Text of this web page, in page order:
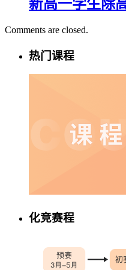
新高一学生除
Comments are closed.
热门课程
化竞赛程